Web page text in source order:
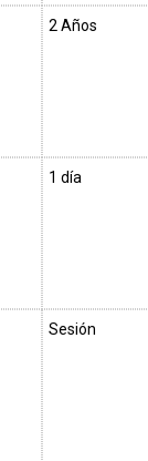
2 Años
1 día
Sesión